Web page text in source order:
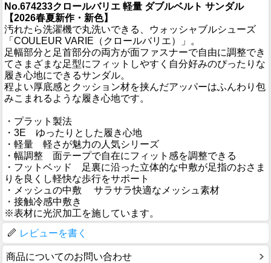
No.674233クロールバリエ 軽量 ダブルベルト サンダル
【2026春夏新作・新色】
汚れたら洗濯機で丸洗いできる、ウォッシャブルシューズ
「COULEUR VARIE（クロールバリエ）」。
足幅部分と足首部分の両方が面ファスナーで自由に調整でき
てさまざまな足型にフィットしやすく自分好みのぴったりな
履き心地にできるサンダル。
程よい厚底感とクッション材を挟んだアッパーはふんわり包
みこまれるような履き心地です。
・プラット製法
・3E ゆったりとした履き心地
・軽量 軽さが魅力の人気シリーズ
・幅調整 面テープで自在にフィット感を調整できる
・フットベッド 足裏に沿った立体的な中敷が足指のおさま
りを良くし軽快な歩行をサポート
・メッシュの中敷 サラサラ快適なメッシュ素材
・接触冷感中敷き
※表材に光沢加工を施しています。
レビューを書く
商品についてのお問い合わせ